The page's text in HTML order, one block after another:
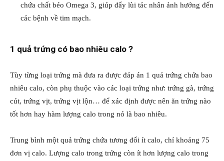
chứa chất béo Omega 3, giúp đẩy lùi tác nhân ảnh hưởng đến
các bệnh về tim mạch.
1 quả trứng có bao nhiêu calo ?
Tùy từng loại trứng mà đưa ra được đáp án 1 quả trứng chứa bao
nhiêu calo, còn phụ thuộc vào các loại trứng như: trứng gà, trứng
cút, trứng vịt, trứng vịt lộn… để xác định được nên ăn trứng nào
tốt hơn hay hàm lượng calo trong nó là bao nhiêu.
Trung bình một quả trứng chứa tương đối ít calo, chỉ khoảng 75
đơn vị calo. Lượng calo trong trứng còn ít hơn lượng calo trong